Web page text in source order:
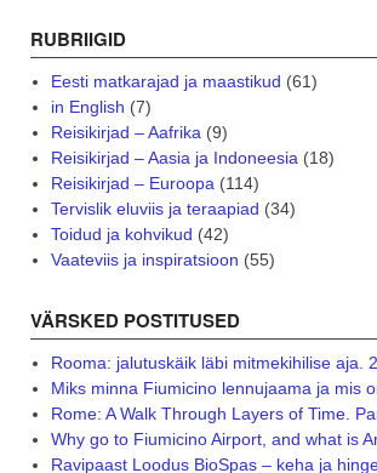
RUBRIIGID
Eesti matkarajad ja maastikud (61)
in English (7)
Reisikirjad – Aafrika(9)
Reisikirjad – Aasia ja Indoneesia(18)
Reisikirjad – Euroopa(114)
Tervislik eluviis ja teraapiad (34)
Toidud ja kohvikud (42)
Vaateviis ja inspiratsioon (55)
VÄRSKED POSTITUSED
Rooma: jalutuskäik läbi mitmekihilise aja.
Miks minna Fiumicino lennujaama ja mis
Rome: A Walk Through Layers of Time.
Why go to Fiumicino Airport, and what is
Ravipaast Loodus BioSpas – keha ja